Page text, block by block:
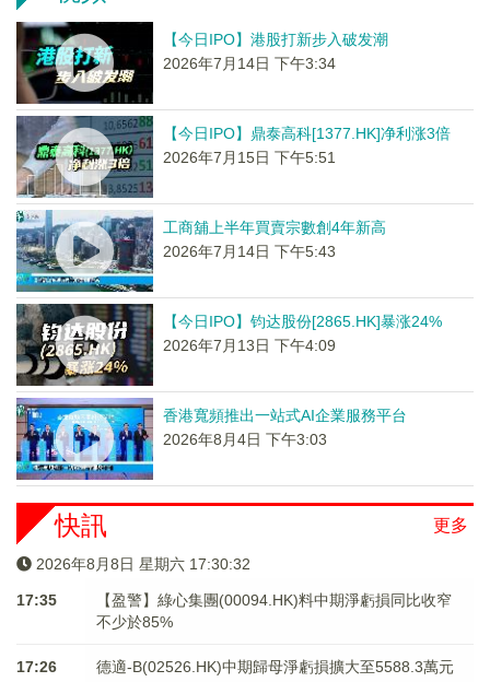
【今日IPO】港股打新步入破发潮
2026年7月14日 下午3:34
【今日IPO】鼎泰高科[1377.HK]净利涨3倍
2026年7月15日 下午5:51
工商舖上半年買賣宗數創4年新高
2026年7月14日 下午5:43
【今日IPO】钧达股份[2865.HK]暴涨24%
2026年7月13日 下午4:09
香港寬頻推出一站式AI企業服務平台
2026年8月4日 下午3:03
更多
快訊
2026年8月8日 星期六 17:30:33
17:35
【盈警】綠心集團(00094.HK)料中期淨虧損同比收窄
不少於85%
17:26 德適-B(02526.HK)中期歸母淨虧損擴大至5588.3萬元